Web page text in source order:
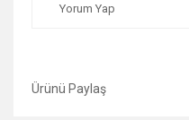
Yorum Yap
Ürünü Paylaş